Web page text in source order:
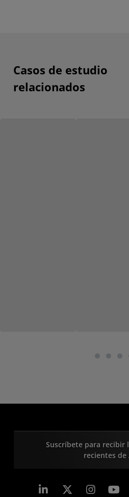
Casos de estudio
relacionados
Suscríbete para recibir
recientes de
LinkedIn